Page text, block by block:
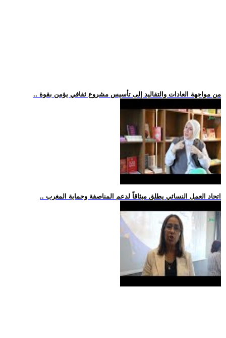
.. من مواجهة العادات والتقاليد إلى تأسيس مشروع ثقافي يؤمن بقوة
.. اتحاد العمل النسائي يطلق ميثاقاً لدعم المناصفة وحماية المغرب